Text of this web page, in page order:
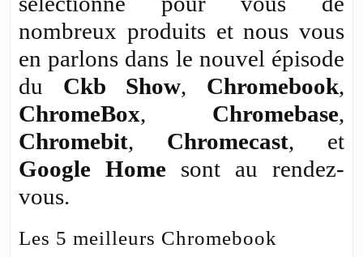
Chromebook,
ChromeBox,
Chromebase,
Chromebit,
Chromecast,
et
Google
nombreux produits et nous vous
en parlons dans le nouvel épisode
du Ckb Show, Chromebook,
ChromeBox, Chromebase,
Chromebit, Chromecast, et
Google Home sont au rendez-
vous.
Les 5 meilleurs Chromebook